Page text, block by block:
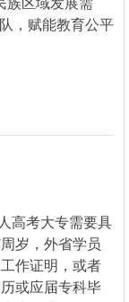
，赋能教育公平
高考大专需要具
岁，外省学员
作证明，或者
或应届专科毕